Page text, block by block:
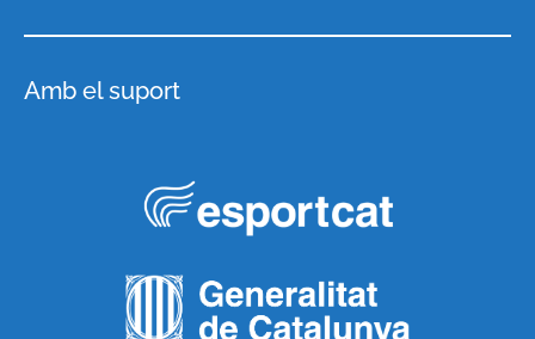
Amb el suport